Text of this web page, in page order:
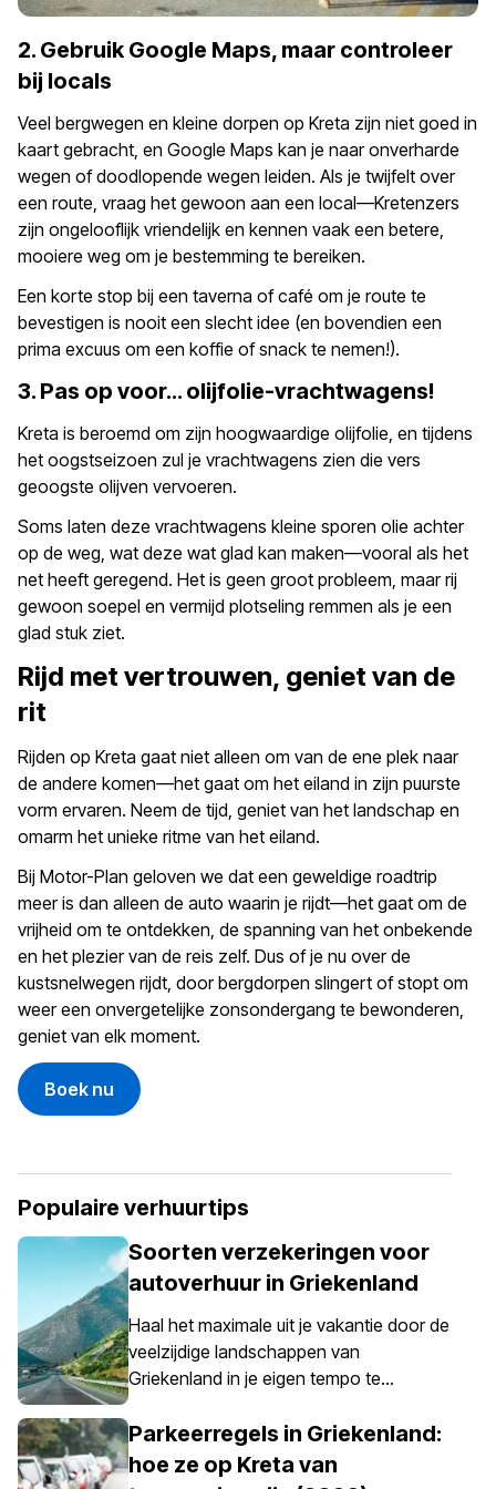
2. Gebruik Google Maps, maar controleer
bij locals
Veel bergwegen en kleine dorpen op Kreta zijn niet goed in
kaart gebracht, en Google Maps kan je naar onverharde
wegen of doodlopende wegen leiden. Als je twijfelt over
een route, vraag het gewoon aan een local—Kretenzers
zijn ongelooflijk vriendelijk en kennen vaak een betere,
mooiere weg om je bestemming te bereiken.
Een korte stop bij een taverna of café om je route te
bevestigen is nooit een slecht idee (en bovendien een
prima excuus om een koffie of snack te nemen!).
3. Pas op voor... olijfolie-vrachtwagens!
Kreta is beroemd om zijn hoogwaardige olijfolie, en tijdens
het oogstseizoen zul je vrachtwagens zien die vers
geoogste olijven vervoeren.
Soms laten deze vrachtwagens kleine sporen olie achter
op de weg, wat deze wat glad kan maken—vooral als het
net heeft geregend. Het is geen groot probleem, maar rij
gewoon soepel en vermijd plotseling remmen als je een
glad stuk ziet.
Rijd met vertrouwen, geniet van de
rit
Rijden op Kreta gaat niet alleen om van de ene plek naar
de andere komen—het gaat om het eiland in zijn puurste
vorm ervaren. Neem de tijd, geniet van het landschap en
omarm het unieke ritme van het eiland.
Bij Motor-Plan geloven we dat een geweldige roadtrip
meer is dan alleen de auto waarin je rijdt—het gaat om de
vrijheid om te ontdekken, de spanning van het onbekende
en het plezier van de reis zelf. Dus of je nu over de
kustsnelwegen rijdt, door bergdorpen slingert of stopt om
weer een onvergetelijke zonsondergang te bewonderen,
geniet van elk moment.
Boek nu
Populaire verhuurtips
Soorten verzekeringen voor
autoverhuur in Griekenland
Haal het maximale uit je vakantie door de
veelzijdige landschappen van
Griekenland in je eigen tempo te
wordt gemaakt met een huurauto. Het is
echter belangrijk om te weten dat een
Parkeerregels in Griekenland:
hoe ze op Kreta van